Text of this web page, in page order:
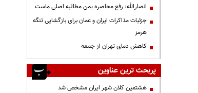
انصارالله: رفع محاصره یمن مطالبه اصلی ماست
جزئیات مذاکرات ایران و عمان برای بازگشایی تنگه
هرمز
کاهش دمای تهران از جمعه
پربحث ترین عناوین
هشتمین کلان شهر ایران مشخص شد